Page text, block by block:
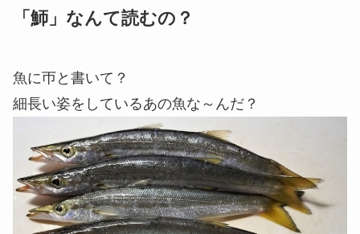
「魳」なんて読むの？
魚に帀と書いて？
細長い姿をしているあの魚な～んだ？